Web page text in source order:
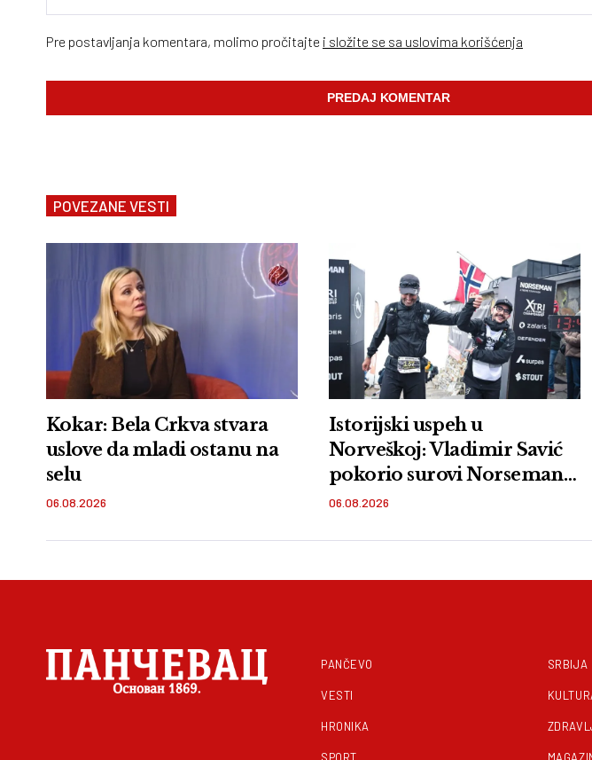
Pre postavljanja komentara, molimo pročitajte i složite se sa uslovima korišćenja
POVEZANE VESTI
Kokar: Bela Crkva stvara
uslove da mladi ostanu na
selu
06.08.2026
Istorijski uspeh u
Norveškoj: Vladimir Savić
pokorio surovi Norseman
Xtri
06.08.2026
PANČEVO
VESTI
HRONIKA
SRBIJA